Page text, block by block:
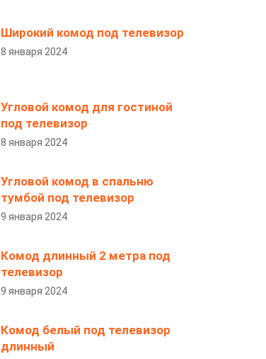
Широкий комод под телевизор
8 января 2024
Угловой комод для гостиной
под телевизор
8 января 2024
Угловой комод в спальню
тумбой под телевизор
9 января 2024
Комод длинный 2 метра под
телевизор
9 января 2024
Комод белый под телевизор
длинный